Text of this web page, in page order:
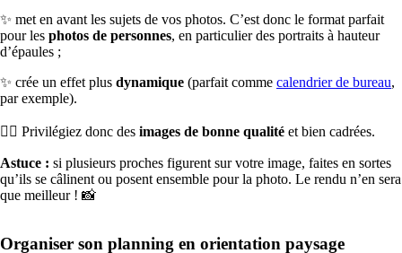
✨ met en avant les sujets de vos photos. C’est donc le format parfait
pour les photos de personnes, en particulier des portraits à hauteur
d’épaules ;
✨ crée un effet plus dynamique (parfait comme calendrier de bureau,
par exemple).
👉🏼 Privilégiez donc des images de bonne qualité et bien cadrées.
Astuce : si plusieurs proches figurent sur votre image, faites en sortes
qu’ils se câlinent ou posent ensemble pour la photo. Le rendu n’en sera
que meilleur ! 📸
Organiser son planning en orientation paysage